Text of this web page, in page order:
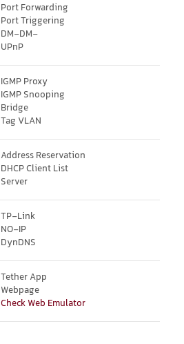
Port Forwarding
Port Triggering
DM-DM-
UPnP
IGMP Proxy
IGMP Snooping
Bridge
Tag VLAN
Address Reservation
DHCP Client List
Server
TP-Link
NO-IP
DynDNS
Tether App
Webpage
Check Web Emulator